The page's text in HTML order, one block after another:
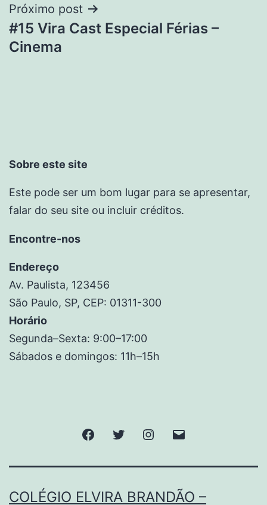
Próximo post
#15 Vira Cast Especial Férias –
Cinema
Sobre este site
Este pode ser um bom lugar para se apresentar,
falar do seu site ou incluir créditos.
Encontre-nos
Endereço
Av. Paulista, 123456
São Paulo, SP, CEP: 01311-300
Horário
Segunda–Sexta: 9:00–17:00
Sábados e domingos: 11h–15h
COLÉGIO ELVIRA BRANDÃO –